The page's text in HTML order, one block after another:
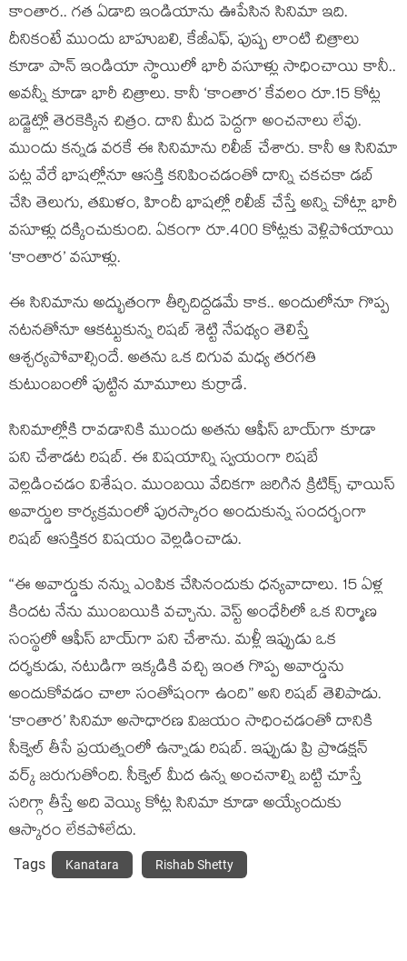
కాంతార.. గత ఏడాది ఇండియాను ఊపేసిన సినిమా ఇది.
దీనికంటే ముందు బాహుబలి, కేజీఎఫ్, పుష్ప లాంటి చిత్రాలు
కూడా పాన్ ఇండియా స్థాయిలో భారీ వసూళ్లు సాధించాయి కానీ..
అవన్నీ కూడా భారీ చిత్రాలు. కానీ ‘కాంతార’ కేవలం రూ.15 కోట్ల
బడ్జెట్లో తెరకెక్కిన చిత్రం. దాని మీద పెద్దగా అంచనాలు లేవు.
ముందు కన్నడ వరకే ఈ సినిమాను రిలీజ్ చేశారు. కానీ ఆ సినిమా
పట్ల వేరే భాషల్లోనూ ఆసక్తి కనిపించడంతో దాన్ని చకచకా డబ్
చేసి తెలుగు, తమిళం, హిందీ భాషల్లో రిలీజ్ చేస్తే అన్ని చోట్లా భారీ
వసూళ్లు దక్కించుకుంది. ఏకంగా రూ.400 కోట్లకు వెళ్లిపోయాయి
‘కాంతార’ వసూళ్లు.
ఈ సినిమాను అద్భుతంగా తీర్చిదిద్దడమే కాక.. అందులోనూ గొప్ప
నటనతోనూ ఆకట్టుకున్న రిషబ్ శెట్టి నేపథ్యం తెలిస్తే
ఆశ్చర్యపోవాల్సిందే. అతను ఒక దిగువ మధ్య తరగతి
కుటుంబంలో పుట్టిన మామూలు కుర్రాడే.
సినిమాల్లోకి రావడానికి ముందు అతను ఆఫీస్ బాయ్‌గా కూడా
పని చేశాడట రిషబ్. ఈ విషయాన్ని స్వయంగా రిషబే
వెల్లడించడం విశేషం. ముంబయి వేదికగా జరిగిన క్రిటిక్స్ ఛాయిస్
అవార్డుల కార్యక్రమంలో పురస్కారం అందుకున్న సందర్భంగా
రిషబ్ ఆసక్తికర విషయం వెల్లడించాడు.
“ఈ అవార్డుకు నన్ను ఎంపిక చేసినందుకు ధన్యవాదాలు. 15 ఏళ్ల
కిందట నేను ముంబయికి వచ్చాను. వెస్ట్ అంధేరీలో ఒక నిర్మాణ
సంస్థలో ఆఫీస్ బాయ్‌గా పని చేశాను. మళ్లీ ఇప్పుడు ఒక
దర్శకుడు, నటుడిగా ఇక్కడికి వచ్చి ఇంత గొప్ప అవార్డును
అందుకోవడం చాలా సంతోషంగా ఉంది” అని రిషబ్ తెలిపాడు.
‘కాంతార’ సినిమా అసాధారణ విజయం సాధించడంతో దానికి
సీక్వెల్ తీసే ప్రయత్నంలో ఉన్నాడు రిషబ్. ఇప్పుడు ప్రి ప్రొడక్షన్
వర్క్ జరుగుతోంది. సీక్వెల్ మీద ఉన్న అంచనాల్ని బట్టి చూస్తే
సరిగ్గా తీస్తే అది వెయ్యి కోట్ల సినిమా కూడా అయ్యేందుకు
ఆస్కారం లేకపోలేదు.
Tags Kanatara Rishab Shetty